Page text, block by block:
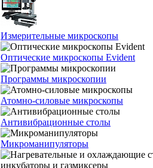
Измерительные микроскопы
Оптические микроскопы Evident
Программы микроскопии
Атомно-силовые микроскопы
Антивибрационные столы
Микроманипуляторы